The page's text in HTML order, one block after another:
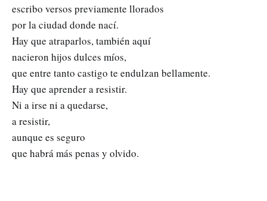
escribo versos previamente llorados
por la ciudad donde nací.
Hay que atraparlos, también aquí
nacieron hijos dulces míos,
que entre tanto castigo te endulzan bellamente.
Hay que aprender a resistir.
Ni a irse ni a quedarse,
a resistir,
aunque es seguro
que habrá más penas y olvido.